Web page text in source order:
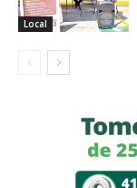
Local